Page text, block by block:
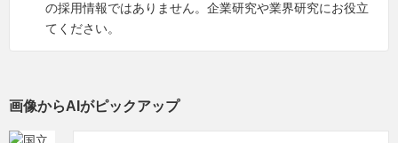
カリフォルニア大学
サスカチュワン州立大学
サセックス大学
ペンシルバニア州立大学
ミネソタ大学
の採用情報ではありません。企業研究や業界研究にお役立
てください。
画像からAIがピックアップ